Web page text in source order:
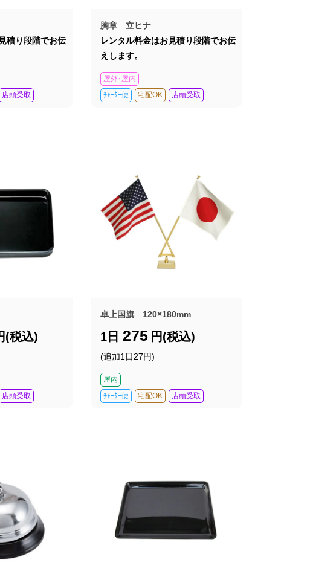
積り段階でお伝
店頭受取
胸章 立ヒナ
レンタル料金はお見積り段階でお伝
えします。
屋外･屋内
ﾁｬｰﾀｰ便
宅配OK 店頭受取
(税込)
店頭受取
卓上国旗 120×180mm
1日 275 円(税込)
(追加1日27円)
屋内
ﾁｬｰﾀｰ便
宅配OK 店頭受取